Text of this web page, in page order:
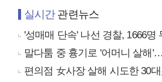
실시간관련뉴스
'성매매 단속' 나선 경찰, 1666명
말다툼 중 흉기로 '어머니 살해
편의점 女사장 살해 시도한 30